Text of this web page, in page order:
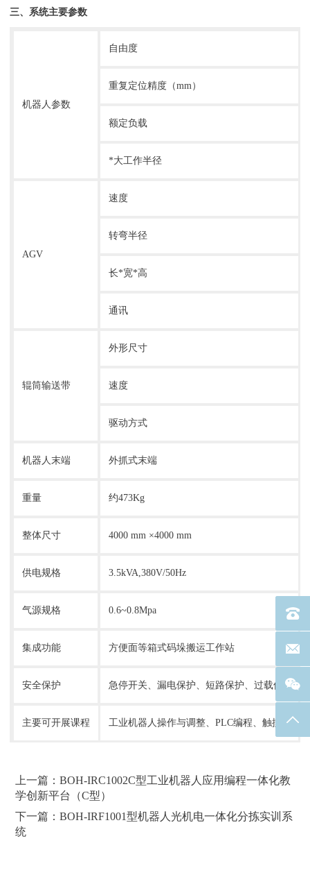
三、系统主要参数
机器人参数
自由度
重复定位精度（mm）
额定负载
*大工作半径
AGV
速度
转弯半径
长*宽*高
通讯
辊筒输送带
外形尺寸
速度
驱动方式
机器人末端 外抓式末端
重量 约473Kg
整体尺寸 4000 mm ×4000 mm
供电规格 3.5kVA,380V/50Hz
气源规格 0.6~0.8Mpa
集成功能 方便面等箱式码垛搬运工作站
安全保护 急停开关、漏电保护、短路保护、过载保护、
主要可开展课程 工业机器人操作与调整、PLC编程、触摸屏组
上一篇：BOH-IRC1002C型工业机器人应用编程一体化教
学创新平台（C型）
下一篇：BOH-IRF1001型机器人光机电一体化分拣实训系
统
电话
联系
返回